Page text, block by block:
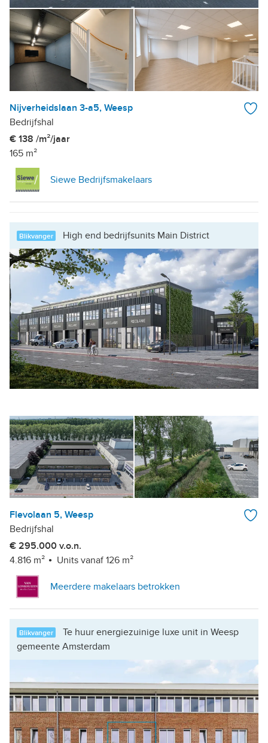
Nijverheidslaan 3-a5, Weesp
Bedrijfshal
€ 138 /m²/jaar
165 m²
Siewe Bedrijfsmakelaars
Blikvanger High end bedrijfsunits Main District
Flevolaan 5, Weesp
Bedrijfshal
€ 295.000 v.o.n.
4.816 m²
Units vanaf 126 m²
Meerdere makelaars betrokken
Blikvanger
Te huur energiezuinige luxe unit in Weesp
gemeente Amsterdam